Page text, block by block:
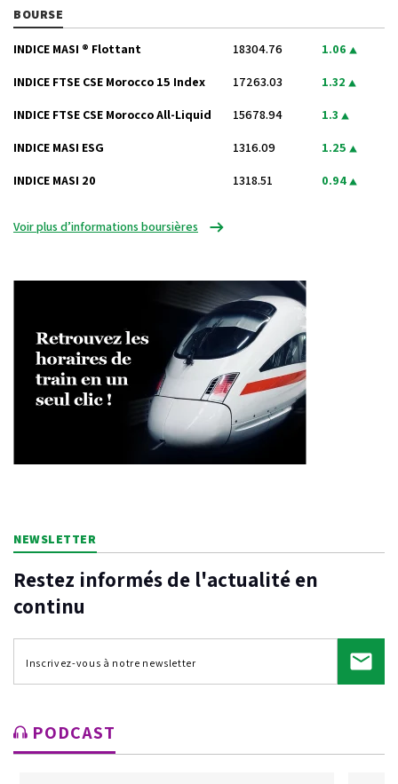
BOURSE
INDICE MASI ® Flottant 18304.76 1.06
INDICE FTSE CSE Morocco 15 Index 17263.03 1.32
INDICE FTSE CSE Morocco All-Liquid 15678.94 1.3
INDICE MASI ESG 1316.09 1.25
INDICE MASI 20 1318.51 0.94
Voir plus d’informations boursières
NEWSLETTER
Restez informés de l'actualité en
continu
PODCAST